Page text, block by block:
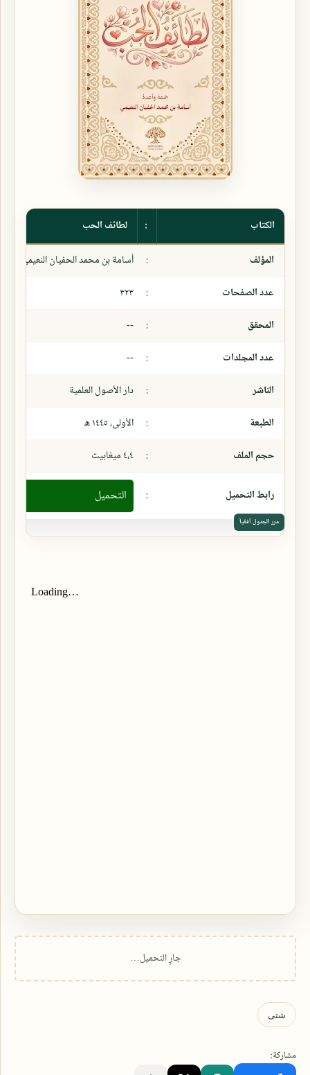
الكتاب :
لطائف الحب
المؤلف
:
أسامة بن محمد الحفيان النعيمي
عدد الصفحات
:
٣٢٣
المحقق
:
--
عدد المجلدات
:
--
الناشر
:
دار الأصول العلمية
الطبعة
:
الأولى، ١٤٤٥ ھ
حجم الملف
: ٤،٤ ميغابيت
رابط التحميل : التحميل